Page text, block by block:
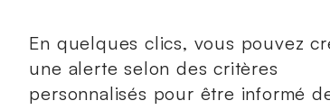
En quelques clics, vous pouvez
une alerte selon des critères
personnalisés pour être informé